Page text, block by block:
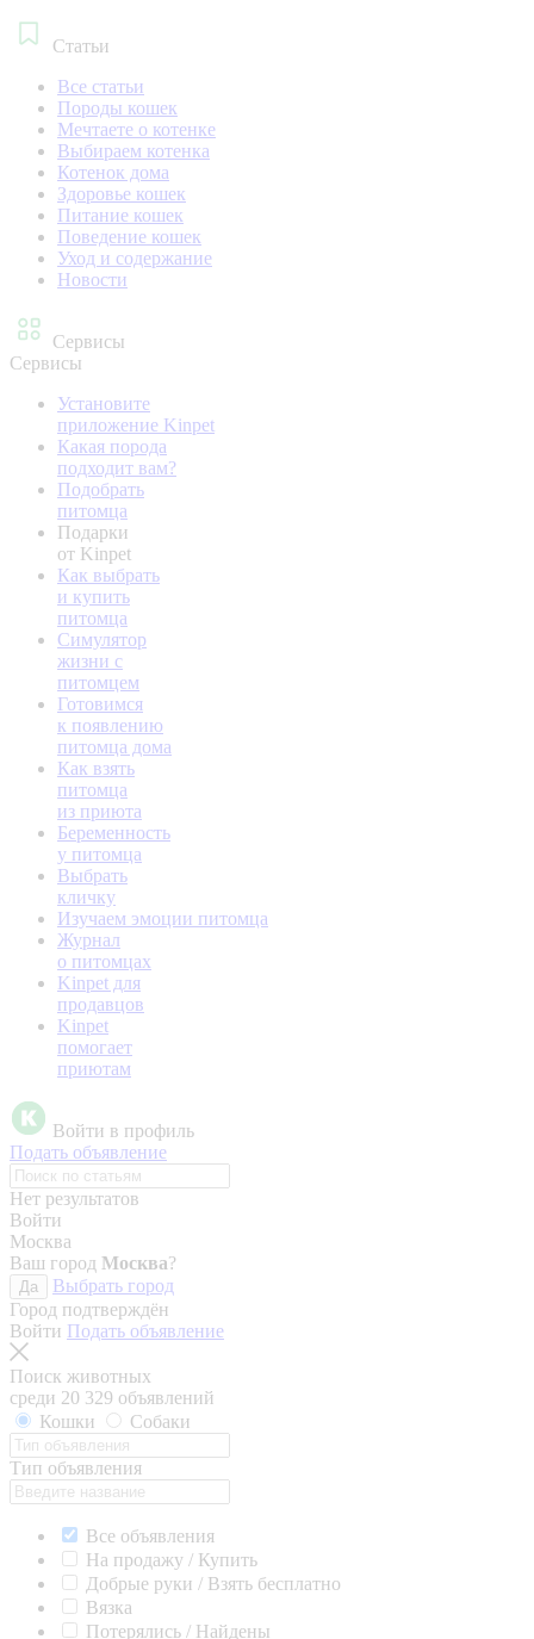
Статьи
Все статьи
Породы кошек
Мечтаете о котенке
Выбираем котенка
Котенок дома
Здоровье кошек
Питание кошек
Поведение кошек
Уход и содержание
Новости
Сервисы
Сервисы
Установите
приложение Kinpet
Какая порода
подходит вам?
Подобрать
питомца
Подарки
от Kinpet
Как выбрать
и купить
питомца
Симулятор
жизни с
питомцем
Готовимся
к появлению
питомца дома
Как взять
питомца
из приюта
Беременность
у питомца
Выбрать
кличку
Изучаем эмоции питомца
Журнал
о питомцах
Kinpet для
продавцов
Kinpet
помогает
приютам
Войти в профиль
Подать объявление
Нет результатов
Войти
Москва
Ваш город Москва?
Да
Выбрать город
Город подтверждён
Войти Подать объявление
Поиск животных
среди 20 329 объявлений
Кошки
Собаки
Тип объявления
Все объявления
На продажу / Купить
Добрые руки / Взять бесплатно
Вязка
Потерялись / Найдены